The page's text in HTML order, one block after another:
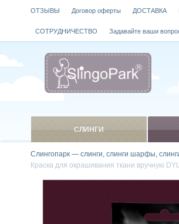
Слингопарк — слинги, слинги шарфы,
Краска для окрашивания ткани вручную
ОТЗЫВЫ Договор оферты ДОСТАВКА
СОТРУДНИЧЕСТВО Задавайте ваши
СЛИНГИ